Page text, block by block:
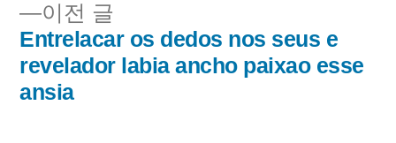
비
게
이
이전 글
전
글:
Entrelacar os dedos nos seus e
revelador labia ancho paixao esse
ansia